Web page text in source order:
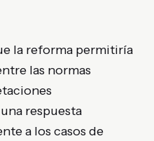
la reforma permitiría
las normas
respuesta
a los casos de